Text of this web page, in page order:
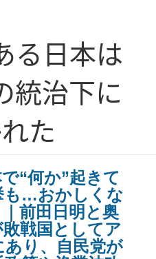
る日本は
統治下に
た
“何か”起きて
も…おかしくな
前田日明と奥
戦国としてア
あり、自民党が